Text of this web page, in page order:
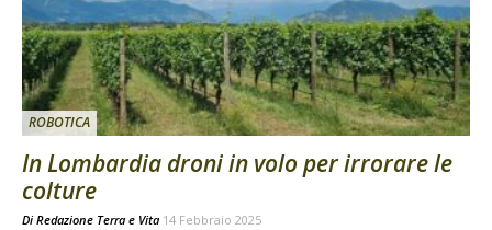
ROBOTICA
In Lombardia droni in volo per irrorare le
colture
Di Redazione Terra e Vita 14 Febbraio 2025